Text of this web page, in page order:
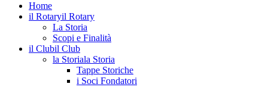
Home
il Rotaryil Rotary
La Storia
Scopi e Finalità
il Clubil Club
la Storiala Storia
Tappe Storiche
i Soci Fondatori